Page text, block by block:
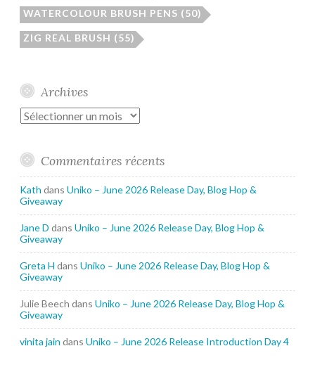
WATERCOLOUR BRUSH PENS (50)
ZIG REAL BRUSH (55)
Archives
Archives
Commentaires récents
Kath dans Uniko – June 2026 Release Day, Blog Hop &
Giveaway
Jane D dans Uniko – June 2026 Release Day, Blog Hop &
Giveaway
Greta H dans Uniko – June 2026 Release Day, Blog Hop &
Giveaway
Julie Beech dans Uniko – June 2026 Release Day, Blog Hop &
Giveaway
vinita jain dans Uniko – June 2026 Release Introduction Day 4